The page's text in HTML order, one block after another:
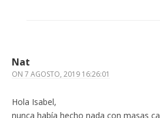
Nat
ON 7 AGOSTO, 2019 16:26:01
Hola Isabel,
nunca había hecho nada con masas